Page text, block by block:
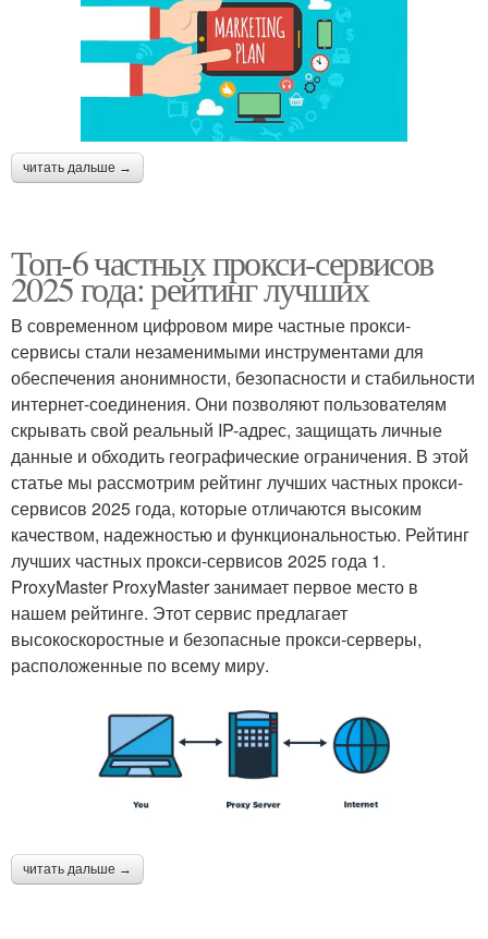
читать дальше →
Топ-6 частных прокси-сервисов
2025 года: рейтинг лучших
В современном цифровом мире частные прокси-
сервисы стали незаменимыми инструментами для
обеспечения анонимности, безопасности и стабильности
интернет-соединения. Они позволяют пользователям
скрывать свой реальный IP-адрес, защищать личные
данные и обходить географические ограничения. В этой
статье мы рассмотрим рейтинг лучших частных прокси-
сервисов 2025 года, которые отличаются высоким
качеством, надежностью и функциональностью. Рейтинг
лучших частных прокси-сервисов 2025 года 1.
ProxyMaster ProxyMaster занимает первое место в
нашем рейтинге. Этот сервис предлагает
высокоскоростные и безопасные прокси-серверы,
расположенные по всему миру.
читать дальше →